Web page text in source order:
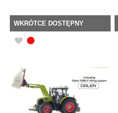
WKRÓTCE DOSTĘPNY
DODAJ
LISTY
ŻYCZEŃ